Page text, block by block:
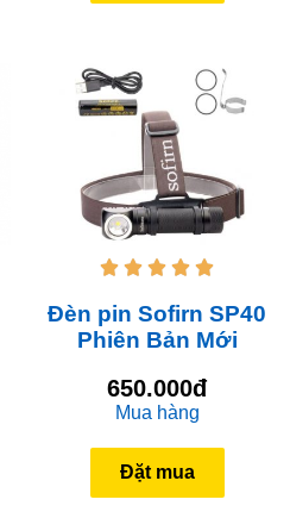
    
Đèn pin Sofirn SP40
Phiên Bản Mới
650.000đ
Mua hàng
Đặt mua